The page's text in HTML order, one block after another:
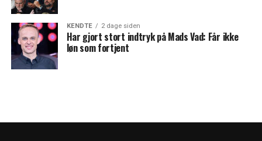
KENDTE 2 dage siden
Har gjort stort indtryk på Mads Vad: Får ikke
løn som fortjent